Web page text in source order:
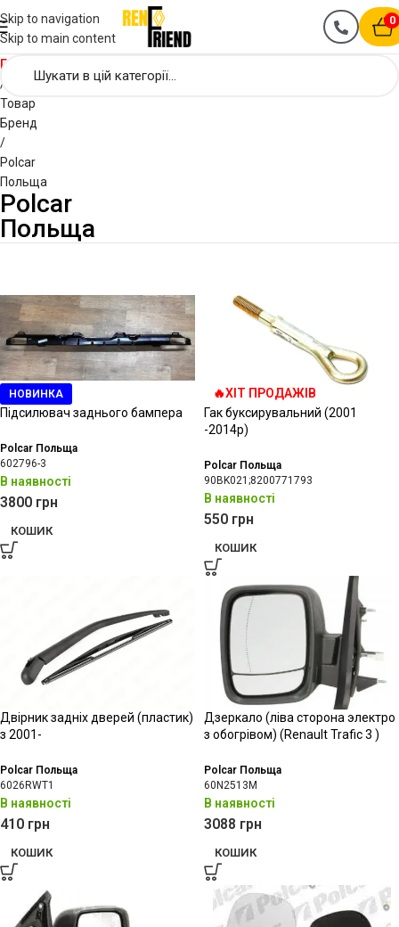
Skip to navigation
Skip to main content
0
Головна
Товар
Бренд
Polcar
Польща
Polcar
Польща
НОВИНКА
Підсилювач заднього бампера
Polcar Польща
602796-3
В наявності
3800 грн
КОШИК
🔥ХІТ ПРОДАЖІВ
Гак буксирувальний (2001
-2014р)
Polcar Польща
90BK021;8200771793
В наявності
550 грн
КОШИК
Двірник задніх дверей (пластик)
з 2001-
Polcar Польща
6026RWT1
В наявності
410 грн
КОШИК
Дзеркало (ліва сторона электро
з обогрівом) (Renault Trafic 3 )
Polcar Польща
60N2513M
В наявності
3088 грн
КОШИК